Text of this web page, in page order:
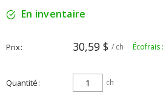
En inventaire
Prix 30,59 $ / ch Écofrais
Quantité ch